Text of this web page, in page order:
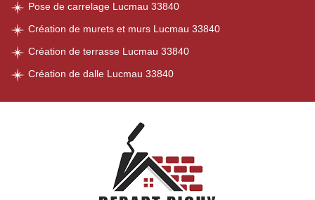
Pose de carrelage Lucmau 33840
Création de murets et murs Lucmau 33840
Création de terrasse Lucmau 33840
Création de dalle Lucmau 33840